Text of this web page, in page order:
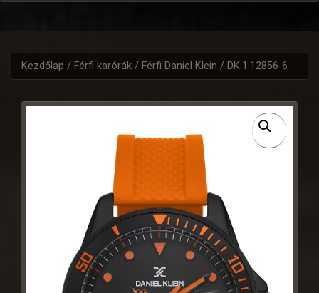
Kezdőlap / Férfi karórák / Férfi Daniel Klein / DK.1.12856-6